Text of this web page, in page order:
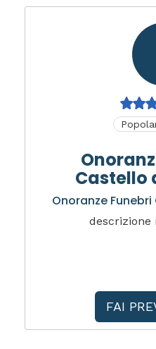
Castello
Onoranze
descrizione
FAI